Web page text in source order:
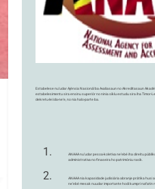
Estabelese nu’udar Ajénsia Nasionál ba Avaliasaun no Akreditasaun
estabelesimentu sira ensinu superiór no ninia síklu estudu sira iha Timor-
dekretu-lei ida-ne’e, no nia halo-parte ba.
ANAAA nu’udar pesoa-koletiva ne’ebé iha direitu
administrativa no finaseira ho patrimóniu rasik.
ANAAA nia kapasidade judisiária abranje prátika
ne’ebé mesak nuudar importante hodi kumpri nafatin